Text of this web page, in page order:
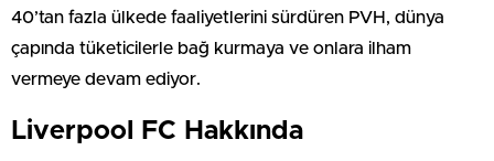
40’tan fazla ülkede faaliyetlerini sürdüren PVH, dünya
çapında tüketicilerle bağ kurmaya ve onlara ilham
vermeye devam ediyor.
Liverpool FC Hakkında